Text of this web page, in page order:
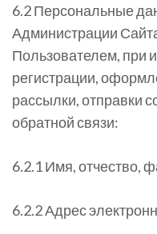
6.2 Персональные
Администрации
Пользователем, при
регистрации,
рассылки, отправки
обратной связи:
6.2.1 Имя, отчество,
6.2.2 Адрес